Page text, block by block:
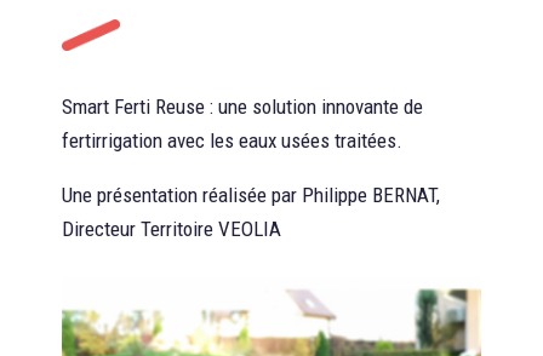
Smart Ferti Reuse : une solution innovante de
fertirrigation avec les eaux usées traitées.
Une présentation réalisée par Philippe BERNAT,
Directeur Territoire VEOLIA